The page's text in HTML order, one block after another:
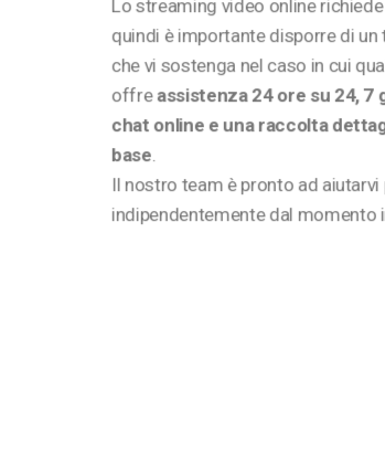
Lo streaming video online
quindi è importante disporre di
che vi sostenga nel caso in cui
offreassistenza 24 ore su 24,
chat online e una raccolta
base
Il nostro team è pronto ad aiutarvi
indipendentemente dal momento